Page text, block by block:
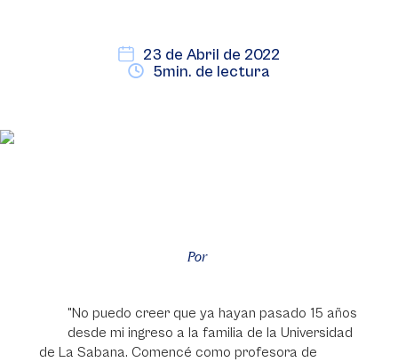
23 de Abril de 2022
5min. de lectura
Por
"No puedo creer que ya hayan pasado 15 años
desde mi ingreso a la familia de la Universidad
de La Sabana. Comencé como profesora de